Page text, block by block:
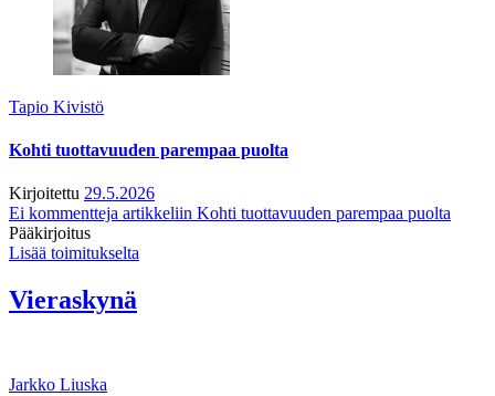
Tapio Kivistö
Kohti tuottavuuden parempaa puolta
Kirjoitettu 29.5.2026
Ei kommentteja artikkeliin Kohti tuottavuuden parempaa puolta
Pääkirjoitus
Lisää toimitukselta
Vieraskynä
Jarkko Liuska